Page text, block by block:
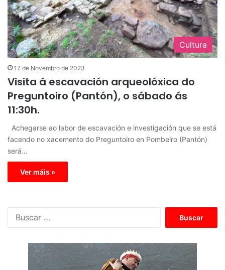
Cultura
17 de Novembro de 2023
Visita á escavación arqueolóxica do
Preguntoiro (Pantón), o sábado ás
11:30h.
Achegarse ao labor de escavación e investigación que se está
facendo no xacemento do Preguntoiro en Pombeiro (Pantón)
será…
Ver máis »
c
a